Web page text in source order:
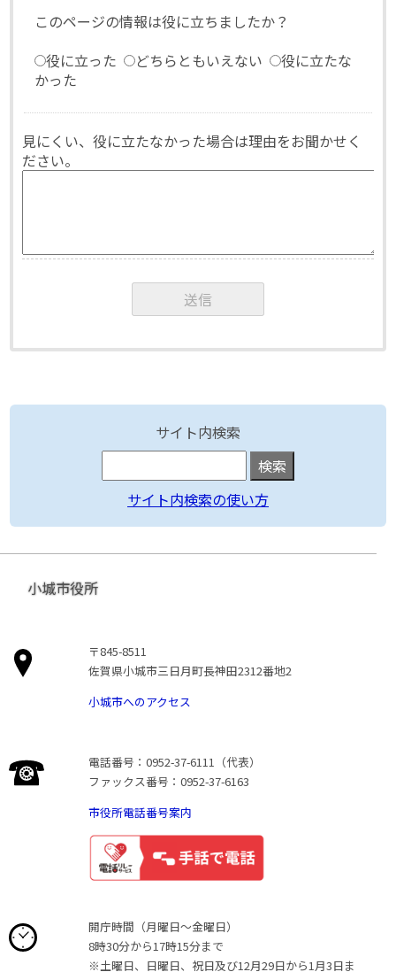
このページの情報は役に立ちましたか？
役に立った
どちらともいえない
役に立たな
かった
見にくい、役に立たなかった場合は理由をお聞かせく
ださい。
サイト内検索
サイト内検索の使い方
小城市役所
〒845-8511
佐賀県小城市三日月町長神田2312番地2
小城市へのアクセス
電話番号：0952-37-6111（代表）
ファックス番号：0952-37-6163
市役所電話番号案内
開庁時間（月曜日〜金曜日）
8時30分から17時15分まで
※土曜日、日曜日、祝日及び12月29日から1月3日ま